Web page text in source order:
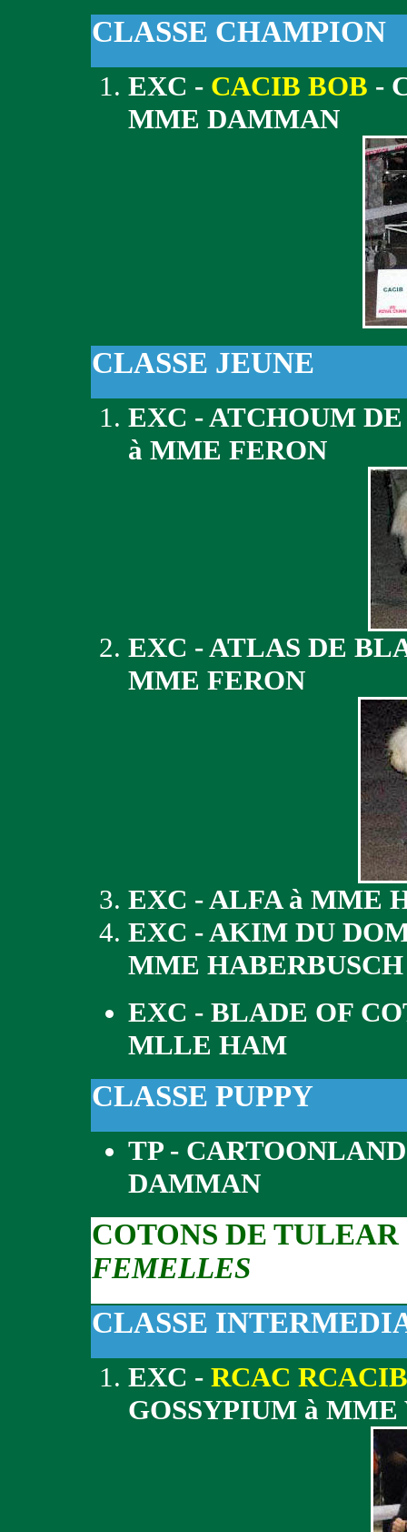
CLASSE CHAMPION
EXC - CACIB BOB -
MME DAMMAN
CLASSE JEUNE
EXC - ATCHOUM
à MME FERON
EXC - ATLAS DE
MME FERON
EXC - ALFA à MME
EXC - AKIM DU
MME HABERBUSCH
EXC - BLADE OF
MLLE HAM
CLASSE PUPPY
TP -
DAMMAN
COTONS DE TULEAR
FEMELLES
CLASSE
EXC - RCAC RCACIB
GOSSYPIUM à